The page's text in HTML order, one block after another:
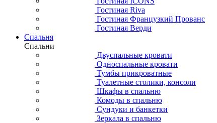
Гостиная Riva
Гостиная Французкий Прованс
Гостиная Верди
Спальня
Спальни
Двуспальные кровати
Односпальные кровати
Тумбы прикроватные
Туалетные столики, консоли
Шкафы в спальню
Комоды в спальню
Сундуки и банкетки
Зеркала в спальню